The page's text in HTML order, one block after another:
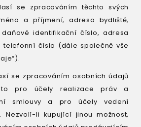
se zpracováním těchto svých
a příjmení, adresa bydliště,
identifikační číslo, adresa
telefonní číslo (dále společně vše
se zpracováním osobních údajů
pro účely realizace práv a
smlouvy a pro účely vedení
Nezvolí-li kupující jinou možnost,